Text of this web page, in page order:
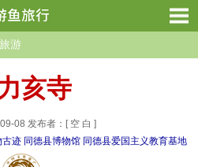
游
亥寺
08 发布者：[ 空 白 ]
古迹 同德县博物馆 同德县爱国主义教育基地